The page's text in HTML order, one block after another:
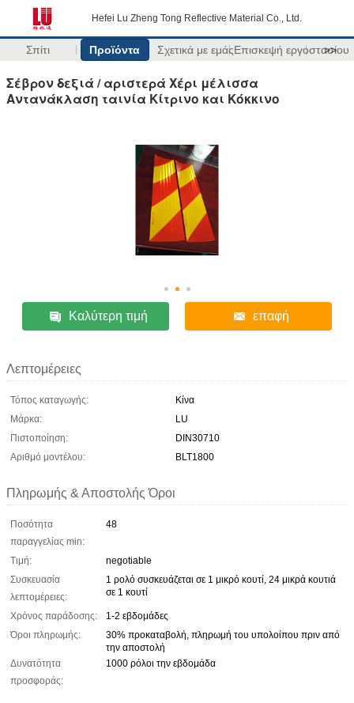
Hefei Lu Zheng Tong Reflective Material Co., Ltd.
Σπίτι Προϊόντα Σχετικά με εμάςΕπισκεψή εργοστασίου
>>
Σέβρον δεξιά / αριστερά Χέρι μέλισσα
Αντανάκλαση ταινία Κίτρινο και Κόκκινο
Καλύτερη τιμή επαφή
Λεπτομέρειες
Τόπος καταγωγής:
Κίνα
Μάρκα:
LU
Πιστοποίηση:
DIN30710
Αριθμό μοντέλου:
BLT1800
Πληρωμής & Αποστολής Όροι
Ποσότητα
παραγγελίας min:
48
Τιμή:
negotiable
Συσκευασία
λεπτομέρειες:
1 ρολό συσκευάζεται σε 1 μικρό κουτί, 24 μικρά κουτιά
σε 1 κουτί
Χρόνος παράδοσης:
1-2 εβδομάδες
Όροι πληρωμής:
30% προκαταβολή, πληρωμή του υπολοίπου πριν από
την αποστολή
Δυνατότητα
προσφοράς:
1000 ρόλοι την εβδομάδα